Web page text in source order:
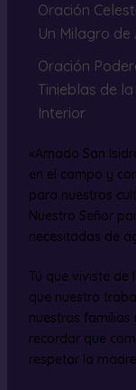
Oración
Un Milagro de
Oración
Tinieblas de
Interior
«Amado San
en el campo y
para nuestros
Nuestro Señor
necesitadas de
Tú que viviste
que nuestro
nuestras familias
recordar que
respetar la